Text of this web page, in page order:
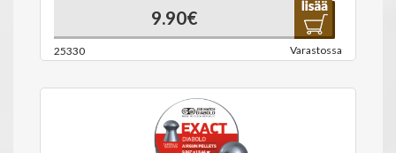
9.90€
25330 Varastossa